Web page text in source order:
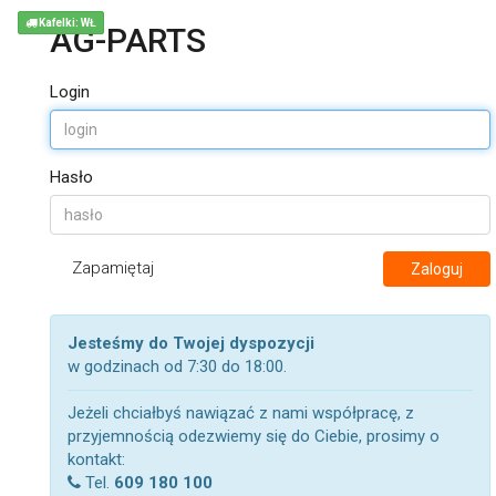
AG-PARTS
Login
Hasło
Zapamiętaj Zaloguj
Jesteśmy do Twojej dyspozycji
w godzinach od 7:30 do 18:00.
Jeżeli chciałbyś nawiązać z nami współpracę, z
przyjemnością odezwiemy się do Ciebie, prosimy o
kontakt:
Tel. 609 180 100
Kafelki: WŁ